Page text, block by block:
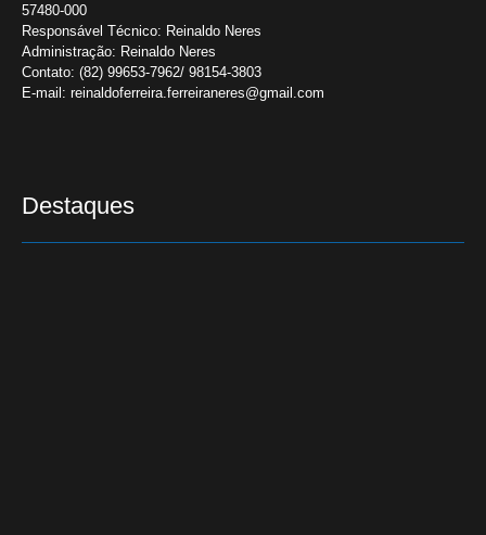
57480-000
Responsável Técnico: Reinaldo Neres
Administração: Reinaldo Neres
Contato: (82) 99653-7962/ 98154-3803
E-mail: reinaldoferreira.ferreiraneres@gmail.com
Destaques